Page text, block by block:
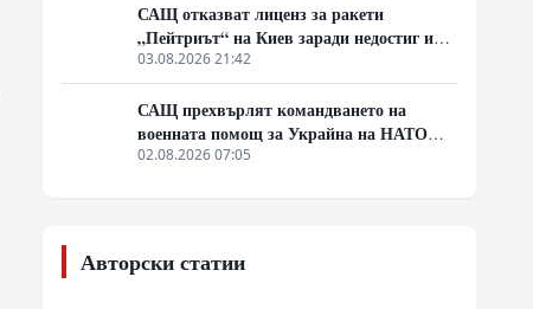
САЩ отказват лиценз за ракети
„Пейтриът“ на Киев заради недостиг и
технологичен риск
03.08.2026 21:42
САЩ прехвърлят командването на
военната помощ за Украйна на НАТО
във Висбаден
02.08.2026 07:05
Авторски статии